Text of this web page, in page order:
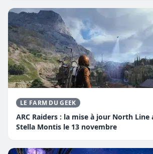
LE FARM DU GEEK
ARC Raiders : la mise à jour North
Stella Montis le 13 novembre